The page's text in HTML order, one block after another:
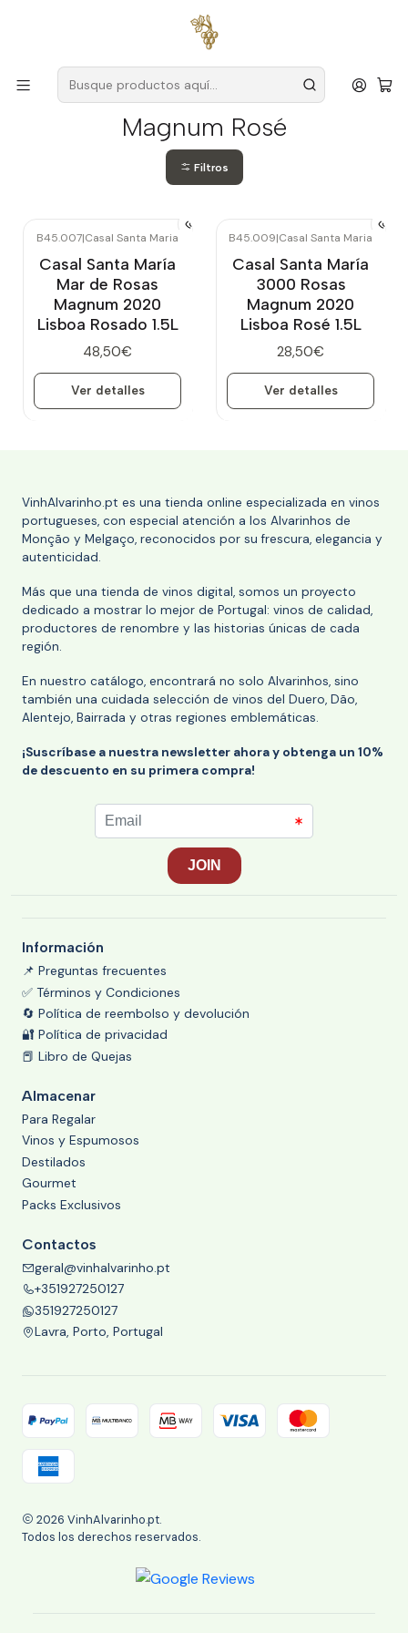
para pedidos superiores a
Vinos y Espumosos Magnum Rosé
Magnum Rosé
Filtros
B45.007|Casal Santa Maria
Casal Santa María
Mar de Rosas
Magnum 2020
Lisboa Rosado 1.5L
48,50€
Ver detalles
B45.009|Casal Santa Maria
Casal Santa María
3000 Rosas
Magnum 2020
Lisboa Rosé 1.5L
28,50€
Ver detalles
VinhAlvarinho.pt es una tienda online especializada en vinos
portugueses, con especial atención a los Alvarinhos de
Monção y Melgaço, reconocidos por su frescura, elegancia y
autenticidad.
Más que una tienda de vinos digital, somos un proyecto
dedicado a mostrar lo mejor de Portugal: vinos de calidad,
productores de renombre y las historias únicas de cada
región.
En nuestro catálogo, encontrará no solo Alvarinhos, sino
también una cuidada selección de vinos del Duero, Dão,
Alentejo, Bairrada y otras regiones emblemáticas.
¡Suscríbase a nuestra newsletter ahora y obtenga un 10%
de descuento en su primera compra!
Información
📌 Preguntas frecuentes
✅ Términos y Condiciones
🔄 Política de reembolso y devolución
🔐 Política de privacidad
📕 Libro de Quejas
Almacenar
Para Regalar
Vinos y Espumosos
Destilados
Gourmet
Packs Exclusivos
Contactos
geral@vinhalvarinho.pt
+351927250127
351927250127
Lavra, Porto, Portugal
2026 VinhAlvarinho.pt.
Todos los derechos reservados.